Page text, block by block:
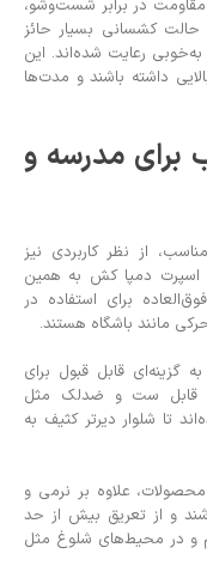
در برابر شست‌وشو،
کشسانی بسیار حائز
رعایت شده‌اند. این
داشته باشند و مدت‌ها
برای مدرسه و
از نظر کاربردی نیز
اسپرت دمپا کش به همین
برای استفاده در
مانند باشگاه هستند.
گزینه‌ای قابل قبول برای
قابل ست و ضدلک مثل
تا شلوار دیرتر کثیف به
محصولات، علاوه بر نرمی و
و از تعریق بیش از حد
و در محیط‌های شلوغ مثل